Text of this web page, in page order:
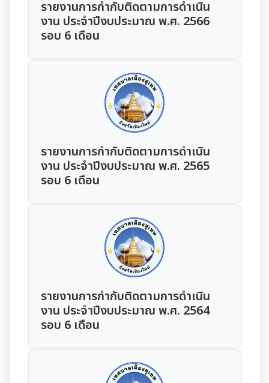
หลักเกณฑ์การคัดเลือกเข้ารับการอบรม
การเสริมสร้างและพัฒนาพนักงาน และข้าราชการท้อง
เกร็ดความรู้ที่เกี่ยวข้องในการปฏิบัติงานราชการ
ผลการคัดเลือกพนักงานผู้มีคุณธรรมจริยธรรม
ซักซ้อมแนวทางปฏิบัติการใช้รถยนต์ของอปท.
รายงานผลการจัดซื้อจัดจ้าง หรือการจัดหาพัสดุประจำปี
รายการการจัดซื้อจัดจ้างหรือการจัดหาพัสดุ (งบลงทุน)
การกำหนดอายุการใช้งานและอัตราค่าเสื่อมราคาสิน
หลักเกณฑ์การบริหารและพัฒนาทรัพยากรบุคคล
รายงานผลการบริหารและพัฒนาทรัพยากรบุคคล
ประมวลจริยธรรมสำหรับเจ้าหน้าที่ของรัฐ
การขับเคลื่อนจริยธรรม
องค์กรสุขภาวะ (Happy Workplace)
มติกทจ.เชียงใหม่
การป้องกันการทุจริต
ข้อมูลสถิติเรื่องร้องเรียนการทุจริตและประพฤติมิชอบ
นโยบายไม่รับของขวัญ
การเปิดโอกาสให้มีการส่วนร่วมในการดำเนินงานตาม
ภารกิจของหน่วยงาน
การประเมินความเสี่ยงการทุจริต
รายงานผลการดำเนินการตามแผนบริหารจัดการความ
การเสริมสร้างวัฒนธรรมองค์กร
รายงานผลการดำเนินการตามแผนการส่งเสริมวินัย
เจตจำนงสุจริตของผู้บริหาร
ประกาศเจตนารมณ์นโยบาย No Gift Policy
การขับเคลื่อนนโยบาย No Gift Policy จากการปฏิบัติ
รายงานผลการดำเนินงานตามนโยบาย No Gift
Policy
ธรรมจรรยาของเจ้าพนักงานของรัฐ
มาตรการส่งเสริมคุณธรรมและความโปร่งใส
การนำผลการประเมิน ITA ไปสู่การพัฒนาองค์กร
รายงานผลการดำเนินการเพื่อส่งเสริมคุณธรรมและ
ความโปร่งใสภายในหน่วยงานประจำปี
มาตรการส่งเสริมความโปร่งใสในการจัดซื้อ/จ้าง
มาตรการป้องกันการรับสินบน
แผนปฏิบัติการป้องกันการทุจริต
กฏหมายที่เกี่ยวข้อง
รายรับ-รายจ่ายประจำเดือน
งบแสดงฐานะการเงินประจำปี
รายงานผลการตรวจสอบงบการเงิน
ข้อมูลการดำเนินงานอื่นๆ
รายงานการประเมินประสิทธิภาพของ อปท. (LPA)
การส่งเสริมคุณธรรมและการป้องกันการทุจริต
รายงานการประชุมต่างๆ
รายงานการประชุมพนักงาน
การประชุมพิจารณาการทบทวน เทศบัญญัติเทศบาล
โครงการอนุรักษ์พันธุกรรมพืชฯ
งานที่ 2 การสำรวจเก็บข้อมูลทรัพยากรท้องถิ่น
งานตรวจสอบภายใน
รายงานการกำกับติดตามการดำเนิน
งาน ประจำปีงบประมาณ พ.ศ. 2566
รอบ 6 เดือน
รายงานการกำกับติดตามการดำเนิน
งาน ประจำปีงบประมาณ พ.ศ. 2565
รอบ 6 เดือน
รายงานการกำกับติดตามการดำเนิน
งาน ประจำปีงบประมาณ พ.ศ. 2564
รอบ 6 เดือน